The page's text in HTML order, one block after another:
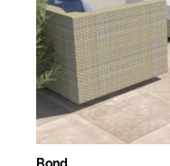
Bond